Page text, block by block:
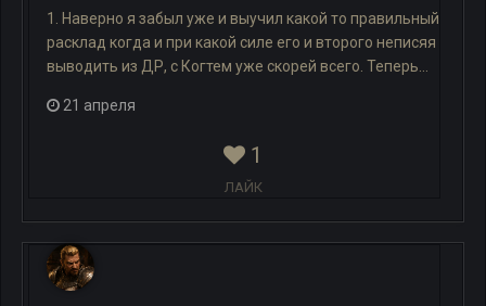
1. Наверно я забыл уже и выучил какой то правильный
расклад когда и при какой силе его и второго неписяя
выводить из ДР, с Когтем уже скорей всего. Теперь...
21 апреля
1
ЛАЙК